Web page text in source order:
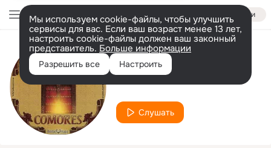
Войти
Мы используем cookie-файлы, чтобы улучшить
сервисы для вас. Если ваш возраст менее 13 лет,
настроить cookie-файлы должен ваш законный
представитель. Больше информации
Разрешить все Настроить
Исполнитель
Zaïnaba Ahmed
Слушать